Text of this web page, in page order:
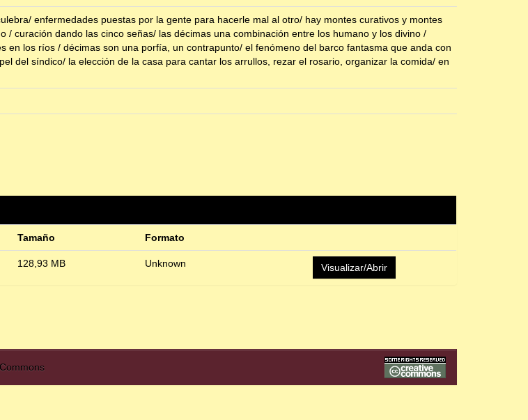
enfermedades puestas por la gente para hacerle mal al otro/ hay montes curativos y montes
/ curación dando las cinco señas/ las décimas una combinación entre los humano y los divino /
en los ríos / décimas son una porfía, un contrapunto/ el fenómeno del barco fantasma que anda con
del síndico/ la elección de la casa para cantar los arrullos, rezar el rosario, organizar la comida/ en
Tamaño Formato
128,93 MB Unknown Visualizar/Abrir